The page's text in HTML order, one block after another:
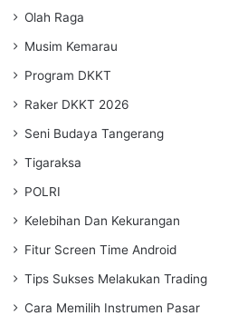
Olah Raga
Musim Kemarau
Program DKKT
Raker DKKT 2026
Seni Budaya Tangerang
Tigaraksa
POLRI
Kelebihan Dan Kekurangan
Fitur Screen Time Android
Tips Sukses Melakukan Trading
Cara Memilih Instrumen Pasar